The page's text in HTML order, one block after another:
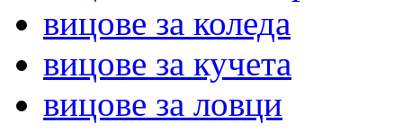
вицове за коледа
вицове за кучета
вицове за ловци